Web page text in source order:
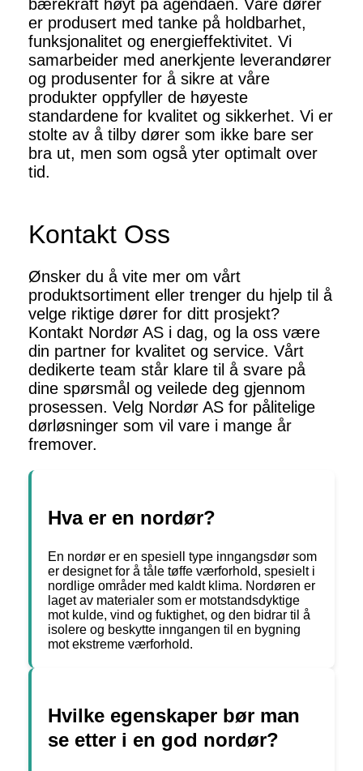
bærekraft høyt på agendaen. Våre dører
er produsert med tanke på holdbarhet,
funksjonalitet og energieffektivitet. Vi
samarbeider med anerkjente leverandører
og produsenter for å sikre at våre
produkter oppfyller de høyeste
standardene for kvalitet og sikkerhet. Vi er
stolte av å tilby dører som ikke bare ser
bra ut, men som også yter optimalt over
tid.
Kontakt Oss
Ønsker du å vite mer om vårt
produktsortiment eller trenger du hjelp til å
velge riktige dører for ditt prosjekt?
Kontakt Nordør AS i dag, og la oss være
din partner for kvalitet og service. Vårt
dedikerte team står klare til å svare på
dine spørsmål og veilede deg gjennom
prosessen. Velg Nordør AS for pålitelige
dørløsninger som vil vare i mange år
fremover.
Hva er en nordør?
En nordør er en spesiell type inngangsdør som
er designet for å tåle tøffe værforhold, spesielt i
nordlige områder med kaldt klima. Nordøren er
laget av materialer som er motstandsdyktige
mot kulde, vind og fuktighet, og den bidrar til å
isolere og beskytte inngangen til en bygning
mot ekstreme værforhold.
Hvilke egenskaper bør man
se etter i en god nordør?